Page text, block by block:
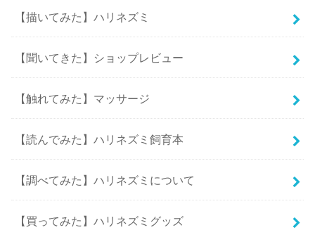
【描いてみた】ハリネズミ
【聞いてきた】ショップレビュー
【触れてみた】マッサージ
【読んでみた】ハリネズミ飼育本
【調べてみた】ハリネズミについて
【買ってみた】ハリネズミグッズ